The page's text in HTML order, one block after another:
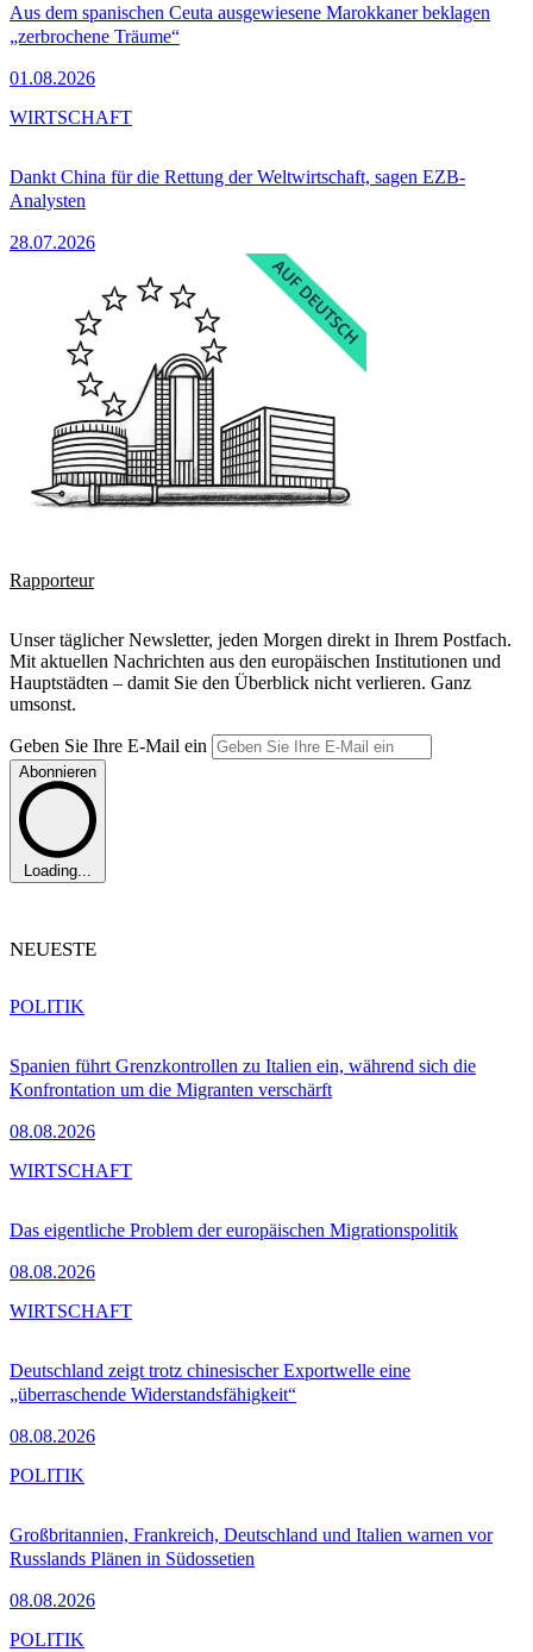
Aus dem spanischen Ceuta ausgewiesene Marokkaner beklagen
„zerbrochene Träume“
01.08.2026
Dankt China für die Rettung der Weltwirtschaft, sagen EZB-
Analysten
28.07.2026
WIRTSCHAFT
Rapporteur
Unser täglicher Newsletter, jeden Morgen direkt in Ihrem Postfach.
Mit aktuellen Nachrichten aus den europäischen Institutionen und
Hauptstädten – damit Sie den Überblick nicht verlieren. Ganz
umsonst.
Geben Sie Ihre E-Mail ein
Abonnieren
Loading...
NEUESTE
Spanien führt Grenzkontrollen zu Italien ein, während sich die
Konfrontation um die Migranten verschärft
08.08.2026
POLITIK
Das eigentliche Problem der europäischen Migrationspolitik
08.08.2026
WIRTSCHAFT
Deutschland zeigt trotz chinesischer Exportwelle eine
„überraschende Widerstandsfähigkeit“
08.08.2026
WIRTSCHAFT
Großbritannien, Frankreich, Deutschland und Italien warnen vor
Russlands Plänen in Südossetien
08.08.2026
POLITIK
POLITIK